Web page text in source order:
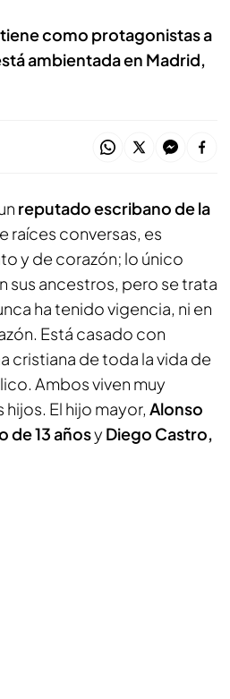
tiene como protagonistas a
ambientada en Madrid,
reputado escribano de la
raíces conversas, es
y de corazón; lo único
sus ancestros, pero se trata
ha tenido vigencia, ni en
Está casado con
cristiana de toda la vida de
Ambos viven muy
El hijo mayor, Alonso
de 13 añosy Diego Castro,